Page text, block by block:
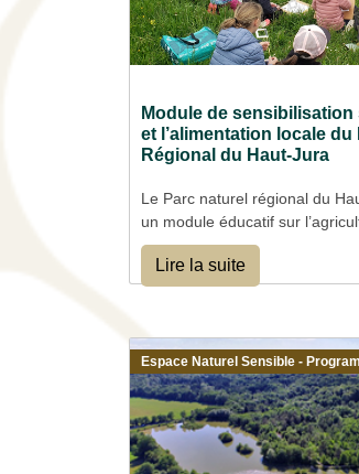
Module de sensibilisation
et l’alimentation locale du
Régional du Haut-Jura
Le Parc naturel régional du
un module éducatif sur
l’alimentation locale pour les
CM2. Ce programme est
séances, dont une visite de
alimentaires du territoire.
Lire la suite
Espace Naturel Sensible -